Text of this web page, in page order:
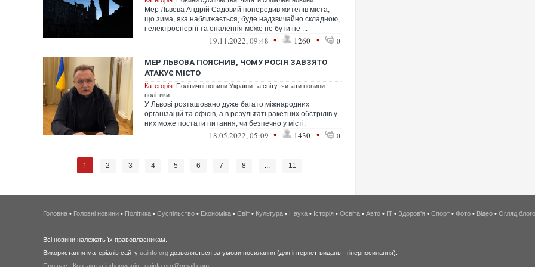
Мер Львова Андрій Садовий попередив жителів міста,
що зима, яка наближається, буде надзвичайно складною,
і електроенергії та опалення може не бути не ...
19.11.2022, 09:48 • 1260 • 0
МЕР ЛЬВОВА ПОЯСНИВ, ЧОМУ РОСІЯ ЗАВЗЯТО
АТАКУЄ МІСТО
Категорія: Політичні новини України та світу: читати новини
політики
У Львові розташовано дуже багато міжнародних
організацій та офісів, а в результаті ракетних обстрілів у
них може постати питання, чи безпечно у місті.
18.05.2022, 05:09 • 1430 • 0
1 2 3 4 5 6 7 8 ... 11
Головна • Головні новини • Політика • Суспільство • Економіка • Світ • Культура • Наука • Історія • Освіта • Авто • IT • Здоров'я • Спорт • Фото • Відео • Огляд
Всі новини належать їх правовласникам.
Використання матеріалів сайту uainfo.org дозволяється за умови посилання (для інтернет-видань - гіперпосилання).